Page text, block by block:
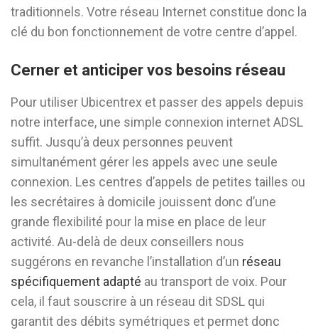
traditionnels. Votre réseau Internet constitue donc la
clé du bon fonctionnement de votre centre d’appel.
Cerner et anticiper vos besoins réseau
Pour utiliser Ubicentrex et passer des appels depuis
notre interface, une simple connexion internet ADSL
suffit. Jusqu’à deux personnes peuvent
simultanément gérer les appels avec une seule
connexion. Les centres d’appels de petites tailles ou
les secrétaires à domicile jouissent donc d’une
grande flexibilité pour la mise en place de leur
activité. Au-delà de deux conseillers nous
suggérons en revanche l’installation d’un réseau
spécifiquement adapté au transport de voix. Pour
cela, il faut souscrire à un réseau dit SDSL qui
garantit des débits symétriques et permet donc